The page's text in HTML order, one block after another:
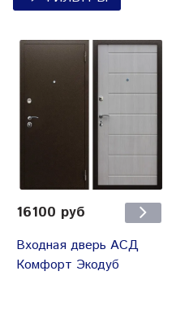
16100 руб
Входная дверь АСД
Комфорт Экодуб